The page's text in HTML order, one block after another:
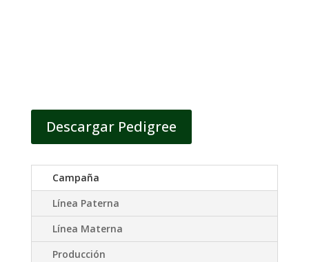
Descargar Pedigree
Campaña
Línea Paterna
Línea Materna
Producción